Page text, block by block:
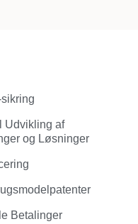
Udvikling af
og Løsninger
Betalinger